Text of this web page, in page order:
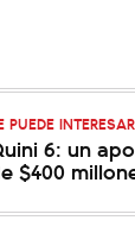
PUEDE
6: un
$400